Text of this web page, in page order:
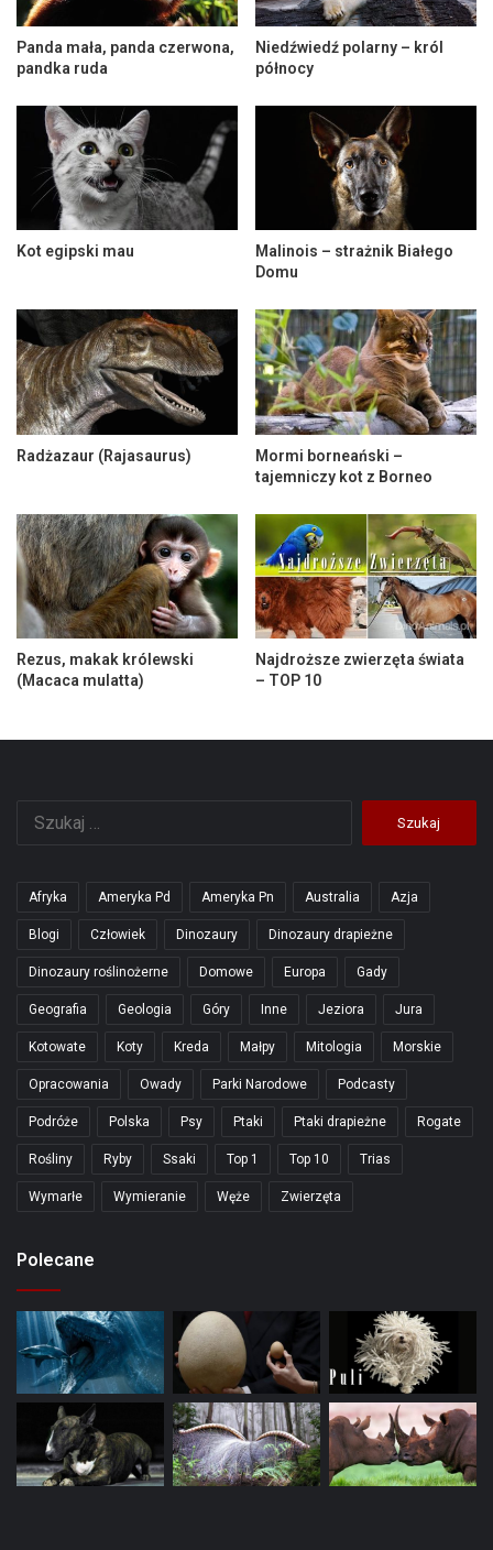
Panda mała, panda czerwona,
pandka ruda
Niedźwiedź polarny – król
północy
Kot egipski mau
Malinois – strażnik Białego
Domu
Radżazaur (Rajasaurus)
Mormi borneański –
tajemniczy kot z Borneo
Rezus, makak królewski
(Macaca mulatta)
Najdroższe zwierzęta świata
– TOP 10
Afryka Ameryka Pd Ameryka Pn Australia Azja
Blogi Człowiek Dinozaury Dinozaury drapieżne
Dinozaury roślinożerne Domowe Europa Gady
Geografia Geologia Góry Inne Jeziora Jura
Kotowate Koty Kreda Małpy Mitologia Morskie
Opracowania Owady Parki Narodowe Podcasty
Podróże Polska Psy Ptaki Ptaki drapieżne Rogate
Rośliny Ryby Ssaki Top 1 Top 10 Trias
Wymarłe Wymieranie Węże Zwierzęta
Polecane